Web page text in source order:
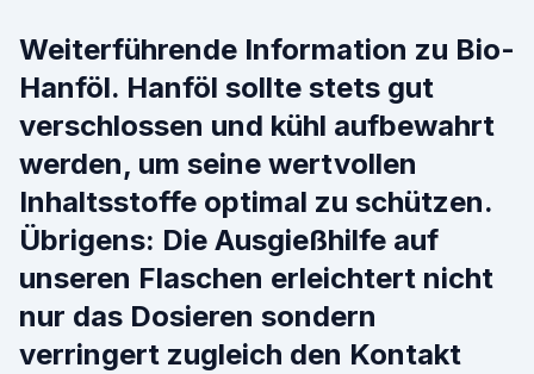
Weiterführende Information zu Bio-
Hanföl. Hanföl sollte stets gut
verschlossen und kühl aufbewahrt
werden, um seine wertvollen
Inhaltsstoffe optimal zu schützen.
Übrigens: Die Ausgießhilfe auf
unseren Flaschen erleichtert nicht
nur das Dosieren sondern
verringert zugleich den Kontakt